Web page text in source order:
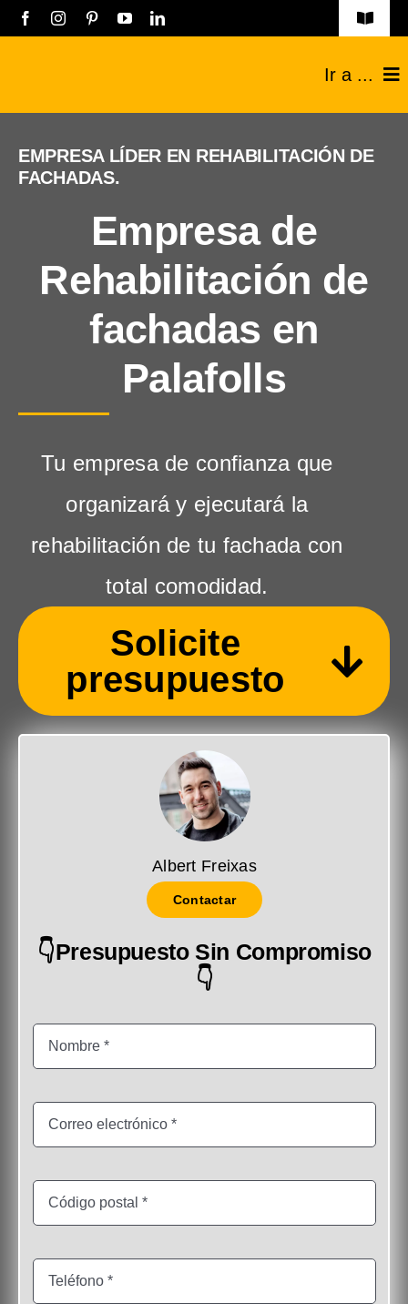
Saltar
Toggle
Listado empresas
Registro Empresas
Política de privacidad
Ir a ...
Técnicos
Industriales
Sobre nosotros
Blog
EMPRESA LÍDER EN REHABILITACIÓN DE
FACHADAS.
Empresa de
Rehabilitación de
fachadas en
Palafolls
Tu empresa de confianza que
organizará y ejecutará la
rehabilitación de tu fachada con
total comodidad.
Solicite
presupuesto
Albert Freixas
Contactar
👇Presupuesto Sin Compromiso
👇